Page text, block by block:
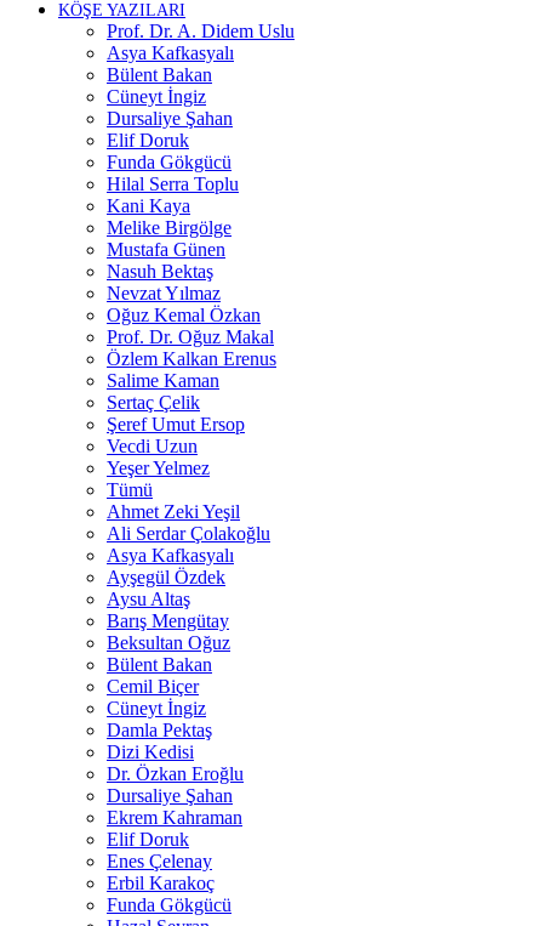
KÖŞE YAZILARI
Prof. Dr. A. Didem Uslu
Asya Kafkasyalı
Bülent Bakan
Cüneyt İngiz
Dursaliye Şahan
Elif Doruk
Funda Gökgücü
Hilal Serra Toplu
Kani Kaya
Melike Birgölge
Mustafa Günen
Nasuh Bektaş
Nevzat Yılmaz
Oğuz Kemal Özkan
Prof. Dr. Oğuz Makal
Özlem Kalkan Erenus
Salime Kaman
Sertaç Çelik
Şeref Umut Ersop
Vecdi Uzun
Yeşer Yelmez
Tümü
Ahmet Zeki Yeşil
Ali Serdar Çolakoğlu
Asya Kafkasyalı
Ayşegül Özdek
Aysu Altaş
Barış Mengütay
Beksultan Oğuz
Bülent Bakan
Cemil Biçer
Cüneyt İngiz
Damla Pektaş
Dizi Kedisi
Dr. Özkan Eroğlu
Dursaliye Şahan
Ekrem Kahraman
Elif Doruk
Enes Çelenay
Erbil Karakoç
Funda Gökgücü